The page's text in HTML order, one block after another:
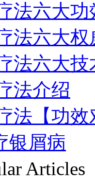
法六大功
法六大权
法六大技
法介绍
法【功效
银屑病
Articles